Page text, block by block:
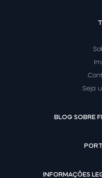
Seja
BLOG SOBRE
INFORMAÇÕES